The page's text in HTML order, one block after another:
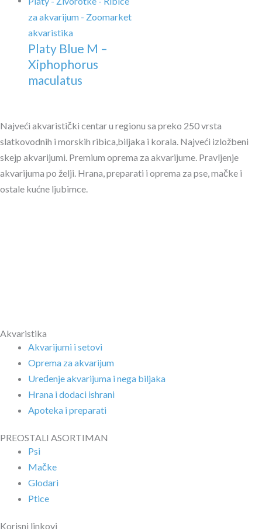
Platy Blue M –
Xiphophorus
maculatus
Najveći akvaristički centar u regionu sa preko 250 vrsta
slatkovodnih i morskih ribica,biljaka i korala. Najveći izložbeni
skejp akvarijumi. Premium oprema za akvarijume. Pravljenje
akvarijuma po želji. Hrana, preparati i oprema za pse, mačke i
ostale kućne ljubimce.
Akvaristika
Akvarijumi i setovi
Oprema za akvarijum
Uređenje akvarijuma i nega biljaka
Hrana i dodaci ishrani
Apoteka i preparati
PREOSTALI ASORTIMAN
Psi
Mačke
Glodari
Ptice
Korisni linkovi